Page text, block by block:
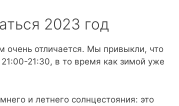
2023 год
очень отличается. Мы привыкли, что
21:30, в то время как зимой уже
и летнего солнцестояния: это